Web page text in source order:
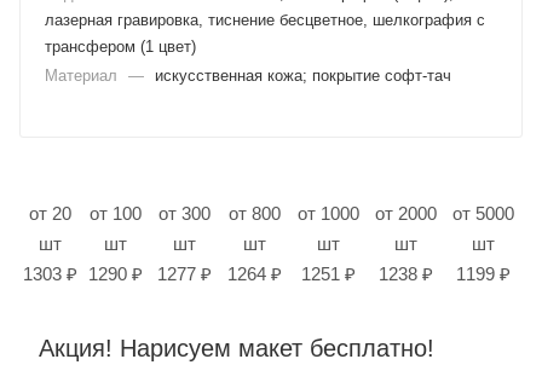
лазерная гравировка, тиснение бесцветное, шелкография с
трансфером (1 цвет)
Материал
— искусственная кожа; покрытие софт-тач
от 20
шт
1303 ₽
от 100
шт
1290 ₽
от 300
шт
1277 ₽
от 800
шт
1264 ₽
от 1000
шт
1251 ₽
от 2000
шт
1238 ₽
от 5000
шт
1199 ₽
Акция! Нарисуем макет бесплатно!